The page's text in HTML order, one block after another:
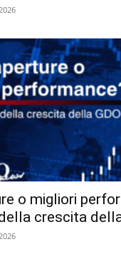
o migliori
crescita